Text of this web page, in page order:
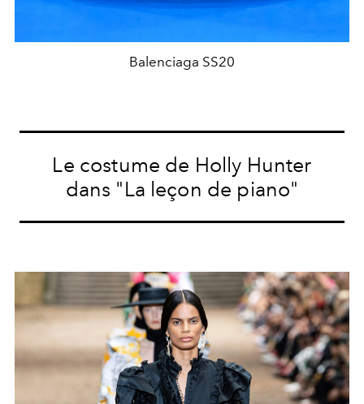
Balenciaga SS20
Le costume de Holly Hunter
dans "La leçon de piano"